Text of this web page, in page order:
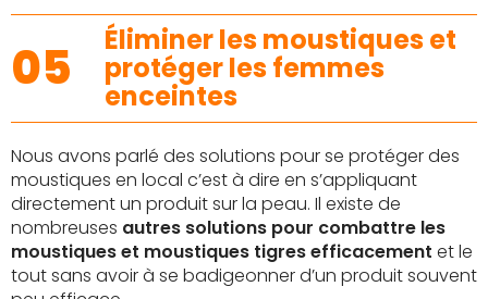
05 Éliminer les moustiques et
protéger les femmes
enceintes
Nous avons parlé des solutions pour se protéger des
moustiques en local c’est à dire en s’appliquant
directement un produit sur la peau. Il existe de
nombreuses autres solutions pour combattre les
moustiques et moustiques tigres efficacement et le
tout sans avoir à se badigeonner d’un produit souvent